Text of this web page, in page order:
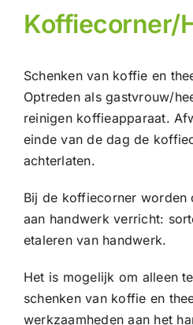
Koffiecorner/
Schenken van koffie en
Optreden als gastvrouw/
reinigen koffieapparaat.
einde van de dag de
achterlaten.
Bij de koffiecorner worden
aan handwerk verricht:
etaleren van handwerk.
Het is mogelijk om alleen
schenken van koffie en
werkzaamheden aan het